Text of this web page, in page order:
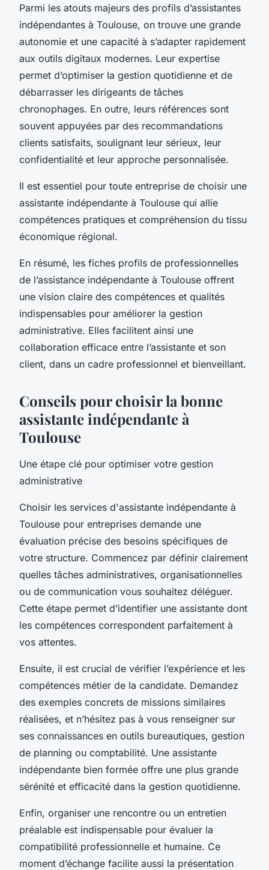
Parmi les atouts majeurs des profils d’assistantes
indépendantes à Toulouse, on trouve une grande
autonomie et une capacité à s’adapter rapidement
aux outils digitaux modernes. Leur expertise
permet d’optimiser la gestion quotidienne et de
débarrasser les dirigeants de tâches
chronophages. En outre, leurs références sont
souvent appuyées par des recommandations
clients satisfaits, soulignant leur sérieux, leur
confidentialité et leur approche personnalisée.
Il est essentiel pour toute entreprise de choisir une
assistante indépendante à Toulouse qui allie
compétences pratiques et compréhension du tissu
économique régional.
En résumé, les fiches profils de professionnelles
de l’assistance indépendante à Toulouse offrent
une vision claire des compétences et qualités
indispensables pour améliorer la gestion
administrative. Elles facilitent ainsi une
collaboration efficace entre l’assistante et son
client, dans un cadre professionnel et bienveillant.
Conseils pour choisir la bonne
assistante indépendante à
Toulouse
Une étape clé pour optimiser votre gestion
administrative
Choisir les services d'assistante indépendante à
Toulouse pour entreprises demande une
évaluation précise des besoins spécifiques de
votre structure. Commencez par définir clairement
quelles tâches administratives, organisationnelles
ou de communication vous souhaitez déléguer.
Cette étape permet d’identifier une assistante dont
les compétences correspondent parfaitement à
vos attentes.
Ensuite, il est crucial de vérifier l’expérience et les
compétences métier de la candidate. Demandez
des exemples concrets de missions similaires
réalisées, et n’hésitez pas à vous renseigner sur
ses connaissances en outils bureautiques, gestion
de planning ou comptabilité. Une assistante
indépendante bien formée offre une plus grande
sérénité et efficacité dans la gestion quotidienne.
Enfin, organiser une rencontre ou un entretien
préalable est indispensable pour évaluer la
compatibilité professionnelle et humaine. Ce
moment d’échange facilite aussi la présentation